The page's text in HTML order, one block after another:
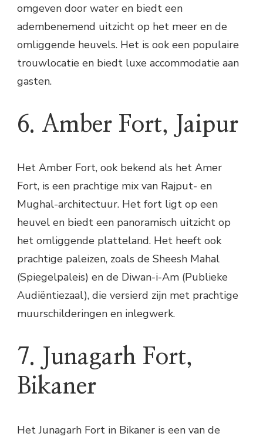
omgeven door water en biedt een
adembenemend uitzicht op het meer en de
omliggende heuvels. Het is ook een populaire
trouwlocatie en biedt luxe accommodatie aan
gasten.
6. Amber Fort, Jaipur
Het Amber Fort, ook bekend als het Amer
Fort, is een prachtige mix van Rajput- en
Mughal-architectuur. Het fort ligt op een
heuvel en biedt een panoramisch uitzicht op
het omliggende platteland. Het heeft ook
prachtige paleizen, zoals de Sheesh Mahal
(Spiegelpaleis) en de Diwan-i-Am (Publieke
Audiëntiezaal), die versierd zijn met prachtige
muurschilderingen en inlegwerk.
7. Junagarh Fort,
Bikaner
Het Junagarh Fort in Bikaner is een van de